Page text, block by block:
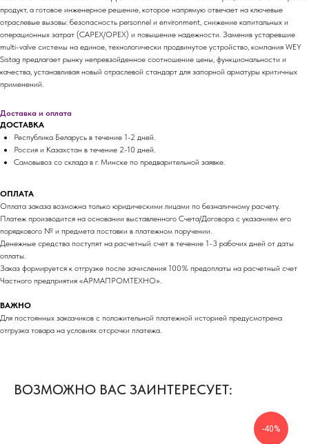
продукт, а готовое инженерное решение, которое напрямую отвечает на ключевые
отраслевые вызовы: безопасность personnel и environment, снижение капитальных и
операционных затрат (CAPEX/OPEX) и повышение надежности. Заменив устаревшие
multi-valve системы на единое, технологически продвинутое устройство, компания WEY
Sistag предлагает рынку непревзойденное соотношение цены, функциональности и
качества, устанавливая новый отраслевой стандарт для запорной арматуры критичных
применений.
Доставка и оплата
ДОСТАВКА
Республика Беларусь в течение 1-2 дней.
Россия и Казахстан в течение 2-10 дней.
Самовывоз со склада в г. Минске по предварительной заявке.
ОПЛАТА
Оплата заказа возможна только юридическими лицами по безналичному расчету.
Платеж производится на основании выставленного Счета/Договора с указанием его
порядкового № и предмета поставки в платежном поручении.
Денежные средства поступят на расчетный счет в течение 1-3 рабочих дней от даты
оплаты.
Заказ формируется к отгрузке после зачисления 100% предоплаты на расчетный счет
Частного предприятия «АРМАПРОМТЕХНО».
ВАЖНО
Для постоянных заказчиков с положительной платежной историей предусмотрена
отгрузка товара на условиях отсрочки платежа.
ВОЗМОЖНО ВАС ЗАИНТЕРЕСУЕТ:
-40%